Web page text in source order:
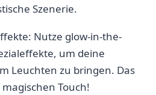
Szenerie.
Nutze ⁢glow-in-the-
um deine
Leuchten⁤ zu bringen. ⁤Das
Touch!